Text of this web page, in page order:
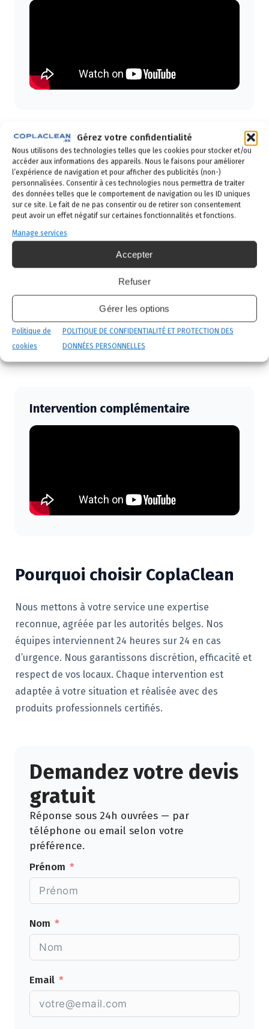
Gérez votre confidentialité
Nous utilisons des technologies telles que les cookies pour stocker et/ou
accéder aux informations des appareils. Nous le faisons pour améliorer
l’expérience de navigation et pour afficher des publicités (non-)
personnalisées. Consentir à ces technologies nous permettra de traiter
des données telles que le comportement de navigation ou les ID uniques
sur ce site. Le fait de ne pas consentir ou de retirer son consentement
peut avoir un effet négatif sur certaines fonctionnalités et fonctions.
Manage services
Accepter
Refuser
Gérer les options
Politique de
cookies
POLITIQUE DE CONFIDENTIALITÉ ET PROTECTION DES
DONNÉES PERSONNELLES
Désinfection après décès : nettoyage
professionnel
Intervention de nettoyage et désinfection suite à
décès. Traitement des bactéries pathogènes et
staphylocoques dorés. Protocole complet de
stérilisation pour restaurer l’espace.
Intervention complémentaire
Pourquoi choisir CoplaClean
Nous mettons à votre service une expertise
reconnue, agréée par les autorités belges. Nos
équipes interviennent 24 heures sur 24 en cas
d’urgence. Nous garantissons discrétion, efficacité et
respect de vos locaux. Chaque intervention est
adaptée à votre situation et réalisée avec des
produits professionnels certifiés.
Demandez votre devis
gratuit
Réponse sous 24h ouvrées — par
téléphone ou email selon votre
préférence.
Prénom
Nom
Email